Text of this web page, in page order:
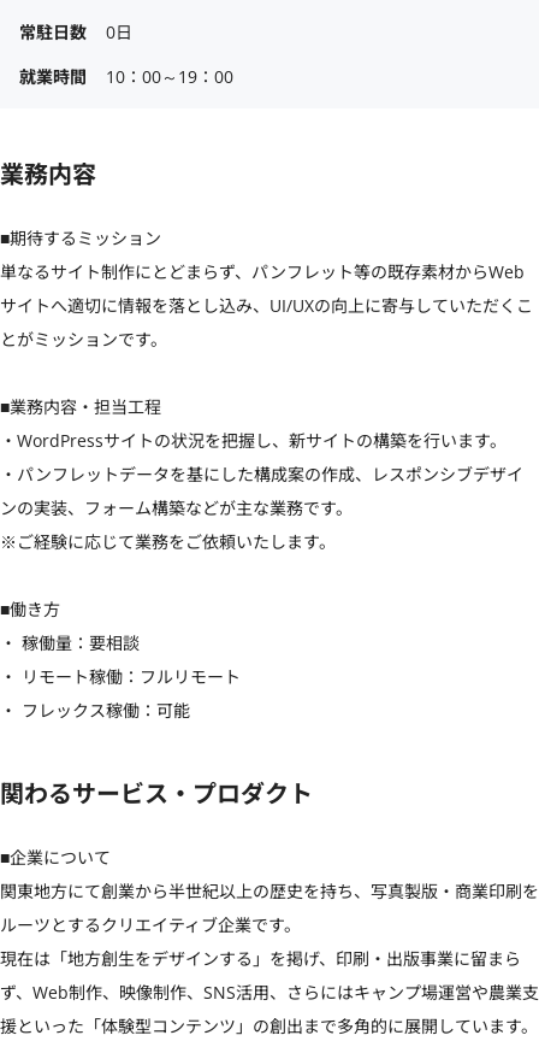
常駐日数
0日
就業時間
10：00～19：00
業務内容
■期待するミッション
単なるサイト制作にとどまらず、パンフレット等の既存素材からWeb
サイトへ適切に情報を落とし込み、UI/UXの向上に寄与していただくこ
とがミッションです。
■業務内容・担当工程
・WordPressサイトの状況を把握し、新サイトの構築を行います。
・パンフレットデータを基にした構成案の作成、レスポンシブデザイ
ンの実装、フォーム構築などが主な業務です。
※ご経験に応じて業務をご依頼いたします。
■働き方
・ 稼働量：要相談
・ リモート稼働：フルリモート
・ フレックス稼働：可能
関わるサービス・プロダクト
■企業について
関東地方にて創業から半世紀以上の歴史を持ち、写真製版・商業印刷を
ルーツとするクリエイティブ企業です。
現在は「地方創生をデザインする」を掲げ、印刷・出版事業に留まら
ず、Web制作、映像制作、SNS活用、さらにはキャンプ場運営や農業支
援といった「体験型コンテンツ」の創出まで多角的に展開しています。